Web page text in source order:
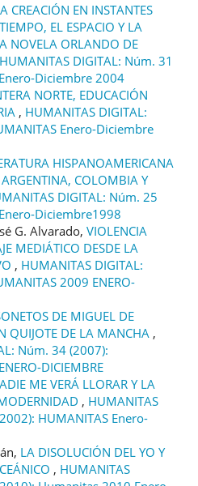
CREACIÓN EN INSTANTES
EL ESPACIO Y LA
NOVELA ORLANDO DE
HUMANITAS DIGITAL: Núm. 31
Diciembre 2004
NORTE, EDUCACIÓN
, HUMANITAS DIGITAL:
Enero-Diciembre
HISPANOAMERICANA
COLOMBIA Y
DIGITAL: Núm. 25
Diciembre1998
G. Alvarado, VIOLENCIA
MEDIÁTICO DESDE LA
, HUMANITAS DIGITAL:
2009 ENERO-
DE MIGUEL DE
QUIJOTE DE LA MANCHA ,
Núm. 34 (2007):
DICIEMBRE
ME VERÁ LLORAR Y LA
, HUMANITAS
HUMANITAS Enero-
LA DISOLUCIÓN DEL YO Y
, HUMANITAS